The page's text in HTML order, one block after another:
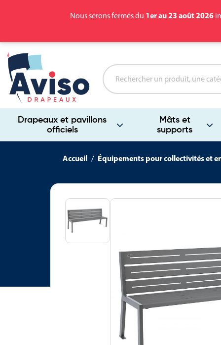
Nous serons fermés du 1er au 23 août 2026
Drapeaux et pavillons
officiels
Mâts et
supports
Accueil Équipements pour collectivités et